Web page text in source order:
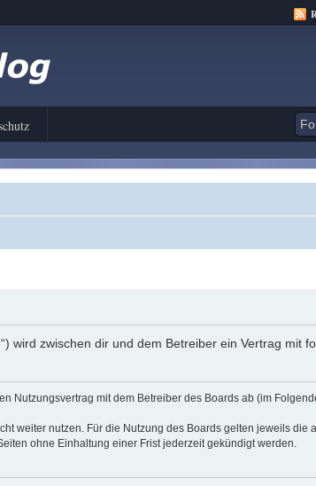
wird zwischen dir und dem Betreiber ein Vertrag mit
Nutzungsvertrag mit dem Betreiber des Boards ab (im
weiter nutzen. Für die Nutzung des Boards gelten jeweils die
ohne Einhaltung einer Frist jederzeit gekündigt werden.